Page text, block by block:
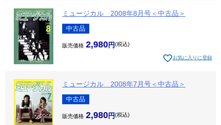
ミュージカル 2008年8月号＜中古品＞
中古品
販売価格 2,980 税込
お気に入りに登録
ミュージカル 2008年7月号＜中古品＞
中古品
販売価格 2,980 税込